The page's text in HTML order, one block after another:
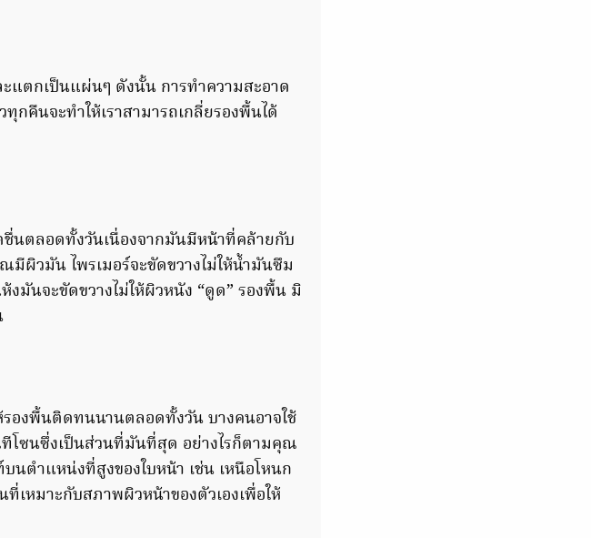
แตกเป็นแผ่นๆ ดังนั้น การทำความสะอาด
กคืนจะทำให้เราสามารถเกลี่ยรองพื้นได้
ชื่นตลอดทั้งวันเนื่องจากมันมีหน้าที่คล้ายกับ
มีผิวมัน ไพรเมอร์จะขัดขวางไม่ให้น้ำมันซึม
มันจะขัดขวางไม่ให้ผิวหนัง “ดูด” รองพื้น มิ
รองพื้นติดทนนานตลอดทั้งวัน บางคนอาจใช้
โซนซึ่งเป็นส่วนที่มันที่สุด อย่างไรก็ตามคุณ
นตำแหน่งที่สูงของใบหน้า เช่น เหนือโหนก
หมาะกับสภาพผิวหน้าของตัวเองเพื่อให้